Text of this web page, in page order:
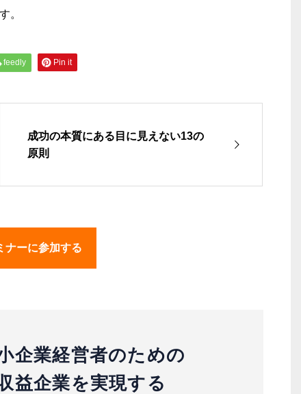
。
feedly Pin it
成功の本質にある目に見えない13の
原則
ナーに参加する
企業経営者のための
益企業を実現する